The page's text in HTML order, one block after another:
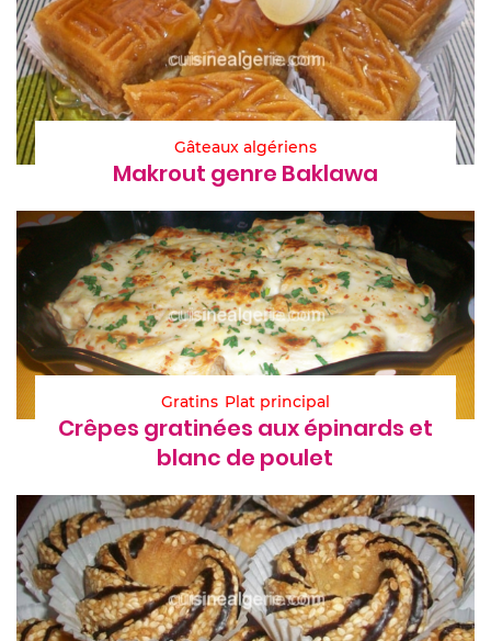
Gâteaux algériens
Makrout genre Baklawa
Gratins Plat principal
Crêpes gratinées aux épinards et
blanc de poulet